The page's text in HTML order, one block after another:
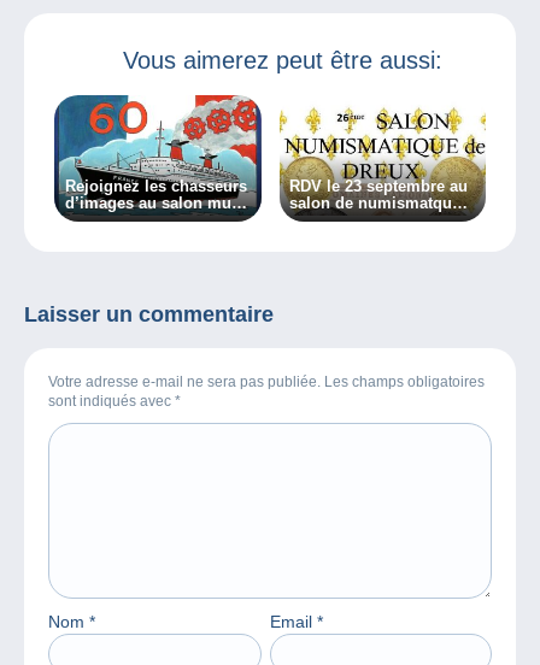
collections !
Vous aimerez peut être aussi:
Rejoignez les chasseurs
d’images au salon multi-
collection du 18 octobre
RDV le 23 septembre au
salon de numismatque
de Dreux !
Laisser un commentaire
Votre adresse e-mail ne sera pas publiée. Les champs obligatoires
sont indiqués avec *
Nom * Email *